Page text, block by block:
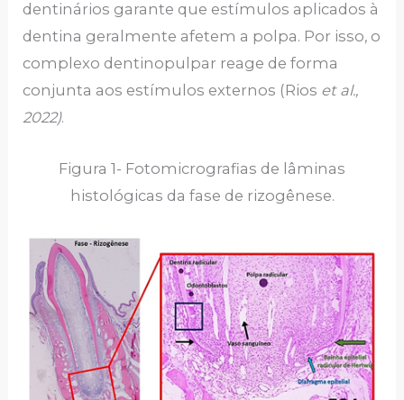
dentinários garante que estímulos aplicados à
dentina geralmente afetem a polpa. Por isso, o
complexo dentinopulpar reage de forma
conjunta aos estímulos externos (Rios et al.,
2022).
Figura 1- Fotomicrografias de lâminas
histológicas da fase de rizogênese.